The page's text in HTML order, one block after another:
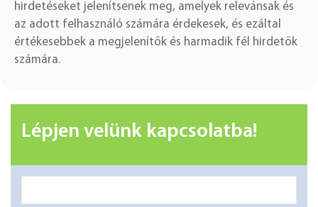
hirdetéseket jelenítsenek meg, amelyek relevánsak és
az adott felhasználó számára érdekesek, és ezáltal
értékesebbek a megjelenítők és harmadik fél hirdetők
számára.
Lépjen velünk kapcsolatba!